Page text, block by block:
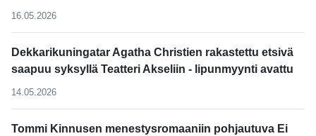
16.05.2026
Dekkarikuningatar Agatha Christien rakastettu etsivä
saapuu syksyllä Teatteri Akseliin - lipunmyynti avattu
14.05.2026
Tommi Kinnusen menestysromaaniin pohjautuva Ei